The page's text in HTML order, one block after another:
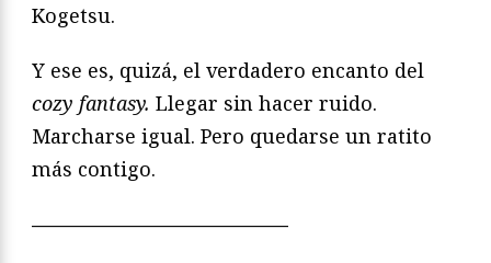
Kogetsu.
Y ese es, quizá, el verdadero encanto del
cozy fantasy. Llegar sin hacer ruido.
Marcharse igual. Pero quedarse un ratito
más contigo.
—————————————